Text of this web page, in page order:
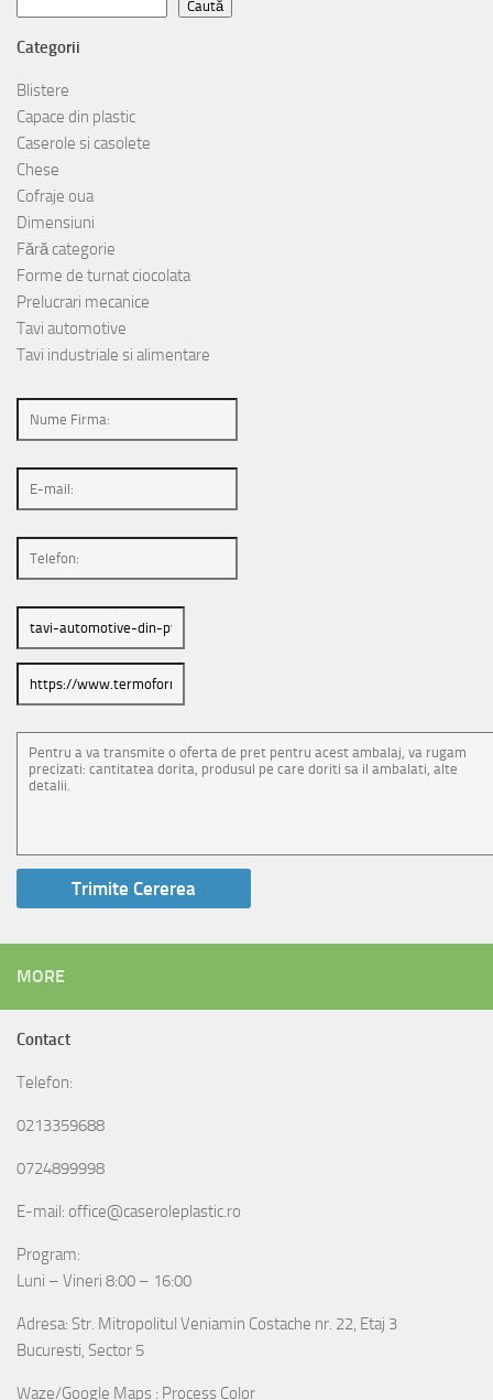
Caută
Categorii
Blistere
Capace din plastic
Caserole si casolete
Chese
Cofraje oua
Dimensiuni
Fără categorie
Forme de turnat ciocolata
Prelucrari mecanice
Tavi automotive
Tavi industriale si alimentare
MORE
Contact
Telefon:
0213359688
0724899998
E-mail: office@caseroleplastic.ro
Program:
Luni – Vineri 8:00 – 16:00
Adresa: Str. Mitropolitul Veniamin Costache nr. 22, Etaj 3
Bucuresti, Sector 5
Waze/Google Maps : Process Color